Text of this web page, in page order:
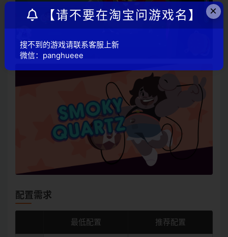
配置需求
最低配置 推荐配置
×
【请不要在淘宝问游戏名】
搜不到的游戏请联系客服上新
微信：panghueee